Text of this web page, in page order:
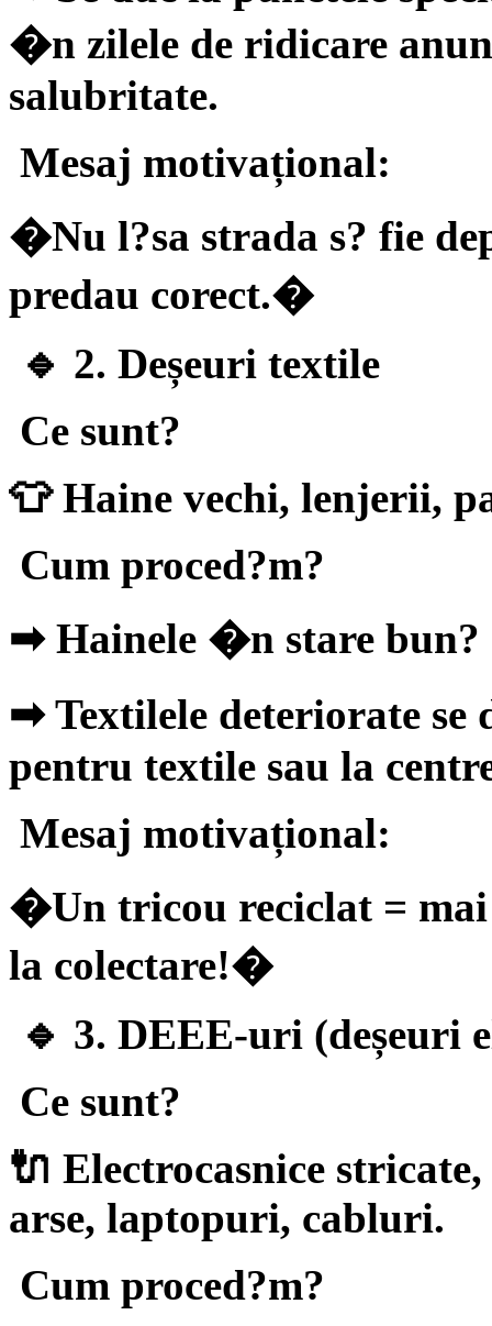
�n zilele de ridicare
salubritate.
Mesaj motivațional:
�Nu l?sa strada s? fie
predau corect.�
🔹 2. Deșeuri textile
Ce sunt?
👕 Haine vechi, lenjerii,
Cum proced?m?
➡Hainele �n stare bun?
➡Textilele deteriorate se
pentru textile sau la
Mesaj motivațional:
�Un tricou reciclat =
la colectare!�
🔹 3. DEEE-uri (deșeuri
Ce sunt?
🔌 Electrocasnice
arse, laptopuri, cabluri.
Cum proced?m?